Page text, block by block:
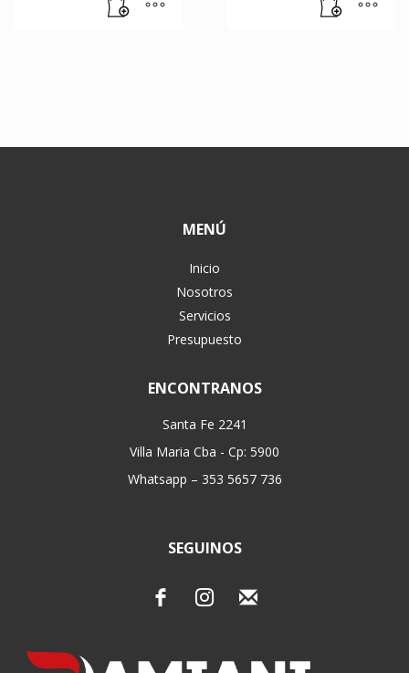
MENÚ
Inicio
Nosotros
Servicios
Presupuesto
ENCONTRANOS
Santa Fe 2241
Villa Maria Cba - Cp: 5900
Whatsapp – 353 5657 736
SEGUINOS